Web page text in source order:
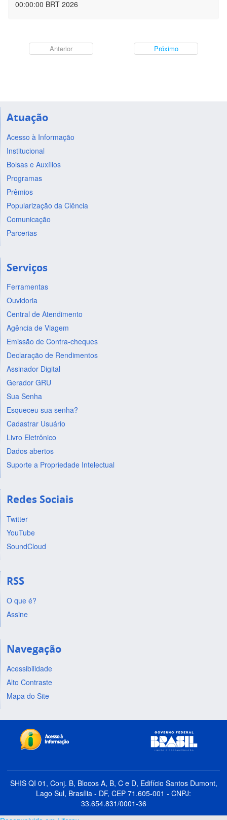
00:00:00 BRT 2026
Anterior Próximo
Atuação
Acesso à Informação
Institucional
Bolsas e Auxílios
Programas
Prêmios
Popularização da Ciência
Comunicação
Parcerias
Serviços
Ferramentas
Ouvidoria
Central de Atendimento
Agência de Viagem
Emissão de Contra-cheques
Declaração de Rendimentos
Assinador Digital
Gerador GRU
Sua Senha
Esqueceu sua senha?
Cadastrar Usuário
Livro Eletrônico
Dados abertos
Suporte a Propriedade Intelectual
Redes Sociais
Twitter
YouTube
SoundCloud
RSS
O que é?
Assine
Navegação
Acessibilidade
Alto Contraste
Mapa do Site
SHIS QI 01, Conj. B, Blocos A, B, C e D, Edifício Santos Dumont,
Lago Sul, Brasília - DF, CEP 71.605-001 - CNPJ:
33.654.831/0001-36